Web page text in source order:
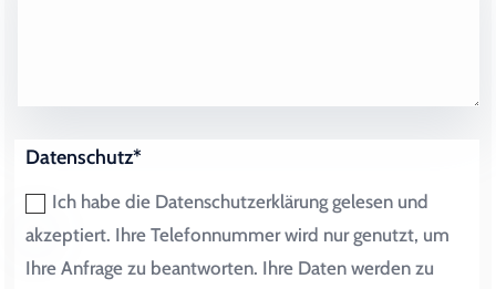
Datenschutz*
Ich habe die Datenschutzerklärung gelesen und
akzeptiert. Ihre Telefonnummer wird nur genutzt, um
Ihre Anfrage zu beantworten. Ihre Daten werden zu